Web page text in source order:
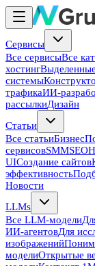
Сервисы
Все сервисыВсе
хостинг
системы
трафикаИИ-
рассылкиДизайн
Статьи
Все статьиБизнес
сервисовSMMSEO
UIСоздание сайтов
эффективность
Новости
LLMs
Все LLM-модели
ИИ-агентовДля
изображений
моделиОткрытые